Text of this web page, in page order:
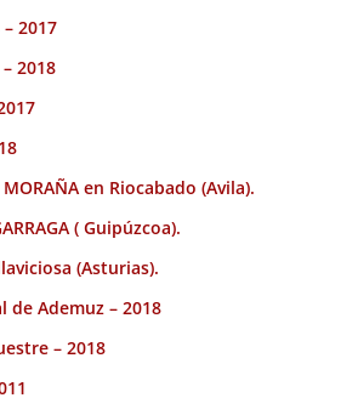
2017
2018
en Riocabado (Avila).
( Guipúzcoa).
(Asturias).
de Ademuz – 2018
– 2018